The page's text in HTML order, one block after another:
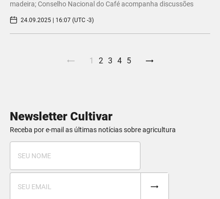
madeira; Conselho Nacional do Café acompanha discussões
24.09.2025 | 16:07 (UTC -3)
1 2 3 4 5
Newsletter Cultivar
Receba por e-mail as últimas notícias sobre agricultura